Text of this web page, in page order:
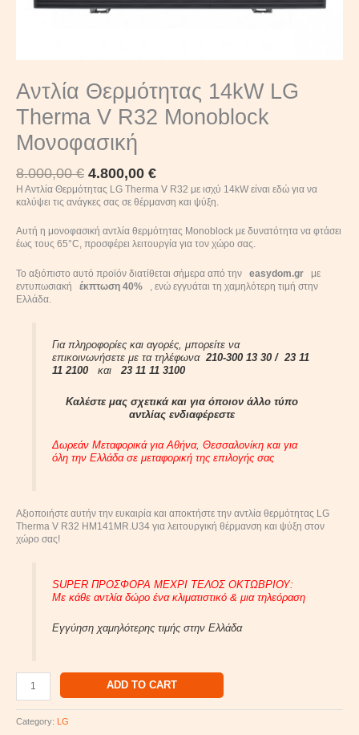
Αντλία Θερμότητας 14kW LG
Therma V R32 Monoblock
Μονοφασική
8.000,00€ 4.800,00 €
Η Αντλία Θερμότητας LG Therma V R32 με ισχύ 14kW είναι εδώ για να
καλύψει τις ανάγκες σας σε θέρμανση και ψύξη.
Αυτή η μονοφασική αντλία θερμότητας Monoblock με δυνατότητα να φτάσει
έως τους 65°C, προσφέρει λειτουργία για τον χώρο σας.
Το αξιόπιστο αυτό προϊόν διατίθεται σήμερα από την easydom.gr
με
εντυπωσιακή έκπτωση 40% , ενώ εγγυάται τη χαμηλότερη τιμή στην
Ελλάδα.
Για πληροφορίες και αγορές, μπορείτε να
επικοινωνήσετε με τα τηλέφωνα 210-300 13 30 / 23 11
11 2100και 23 11 11 3100
Καλέστε μας σχετικά και για όποιον άλλο τύπο
αντλίας ενδιαφέρεστε
Δωρεάν Μεταφορικά για Αθήνα, Θεσσαλονίκη και για
όλη την Ελλάδα σε μεταφορική της επιλογής σας
Αξιοποιήστε αυτήν την ευκαιρία και αποκτήστε την αντλία θερμότητας LG
Therma V R32 HM141MR.U34 για λειτουργική θέρμανση και ψύξη στον
χώρο σας!
SUPER ΠΡΟΣΦΟΡΑ ΜΕΧΡΙ ΤΕΛΟΣ ΟΚΤΩΒΡΙΟΥ:
Με κάθε αντλία δώρο ένα κλιματιστικό & μια τηλεόραση
Εγγύηση χαμηλότερης τιμής στην Ελλάδα
ADD TO CART
Category: LG